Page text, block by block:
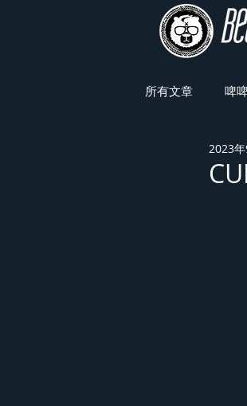
所有文章 啤
車展焦點
2023